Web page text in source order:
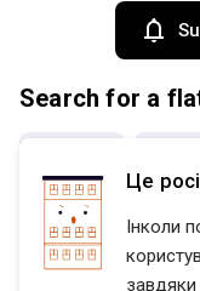
Search for a
Flatfy
Це
Інколи